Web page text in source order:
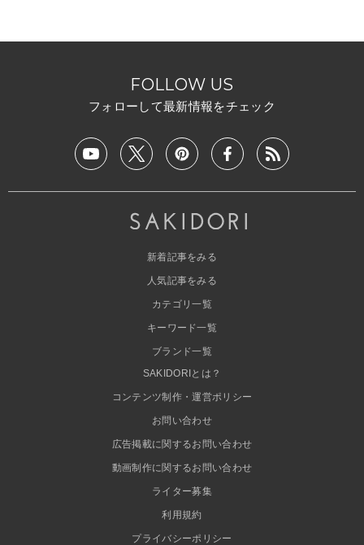
FOLLOW US
フォローして最新情報をチェック
新着記事をみる
人気記事をみる
カテゴリ一覧
キーワード一覧
ブランド一覧
SAKIDORIとは？
コンテンツ制作・運営ポリシー
お問い合わせ
広告掲載に関するお問い合わせ
動画制作に関するお問い合わせ
ライター募集
利用規約
プライバシーポリシー